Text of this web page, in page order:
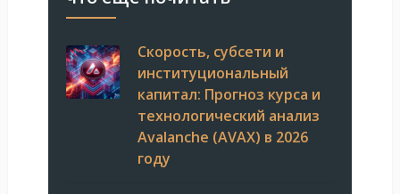
Скорость, субсети и
институциональный
капитал: Прогноз курса и
технологический анализ
Avalanche (AVAX) в 2026
году